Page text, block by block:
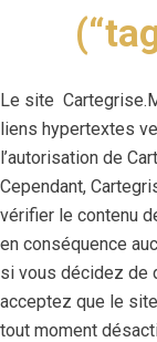
Le site
liens hypertextes
l’autorisation de
Cependant,
vérifier le contenu
en conséquence
si vous décidez de
acceptez que le
tout moment